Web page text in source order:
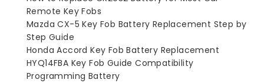
Remote Key Fobs
Mazda CX-5 Key Fob Battery Replacement Step by
Step Guide
Honda Accord Key Fob Battery Replacement
HYQ14FBA Key Fob Guide Compatibility
Programming Battery